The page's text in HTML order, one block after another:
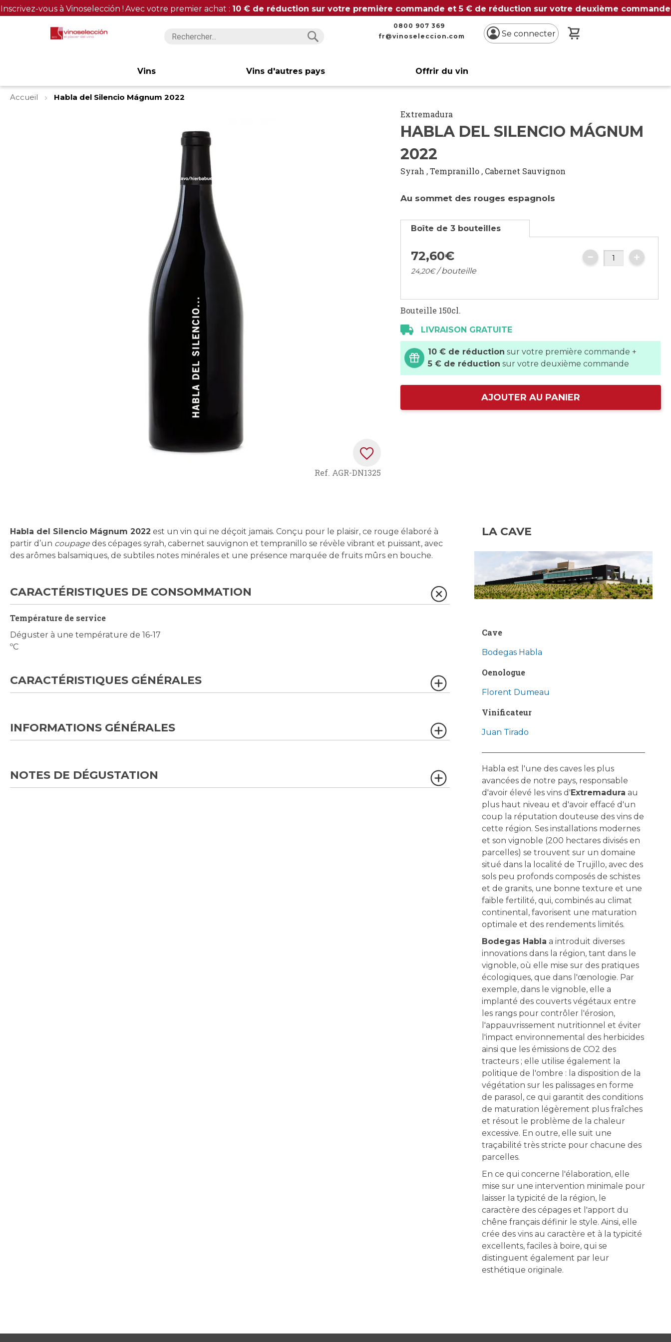
Inscrivez-vous à Vinoselección ! Avec votre premier achat : 10 € de réduction sur votre première commande et 5 € de réduction sur votre deuxième commande
0800 907 369
fr@vinoseleccion.com
Se connecter
Vins Vins d'autres pays Offrir du vin
Accueil
Habla del Silencio Mágnum 2022
of
the
images
Ref. AGR-DN1325
Extremadura
HABLA DEL SILENCIO MÁGNUM
2022
Syrah ,Tempranillo , Cabernet Sauvignon
Au sommet des rouges espagnols
Boîte de 3 bouteilles
72,60€
24,20€/ bouteille
Bouteille 150cl.
LIVRAISON GRATUITE
10 € de réduction sur votre première commande +
5 € de réduction sur votre deuxième commande
AJOUTER AU PANIER
Habla del Silencio Mágnum 2022 est un vin qui ne déçoit jamais. Conçu pour le plaisir, ce rouge élaboré à
partir d’un coupage des cépages syrah, cabernet sauvignon et tempranillo se révèle vibrant et puissant, avec
des arômes balsamiques, de subtiles notes minérales et une présence marquée de fruits mûrs en bouche.
CARACTÉRISTIQUES DE CONSOMMATION
Température de service
Déguster à une température de 16-17
ºC
CARACTÉRISTIQUES GÉNÉRALES
INFORMATIONS GÉNÉRALES
NOTES DE DÉGUSTATION
LA CAVE
Cave
Bodegas Habla
Oenologue
Florent Dumeau
Vinificateur
Juan Tirado
Habla est l'une des caves les plus
avancées de notre pays, responsable
d'avoir élevé les vins d'Extremadura au
plus haut niveau et d'avoir effacé d'un
coup la réputation douteuse des vins de
cette région. Ses installations modernes
et son vignoble (200 hectares divisés en
parcelles) se trouvent sur un domaine
situé dans la localité de Trujillo, avec des
sols peu profonds composés de schistes
et de granits, une bonne texture et une
faible fertilité, qui, combinés au climat
continental, favorisent une maturation
optimale et des rendements limités.
Bodegas Habla a introduit diverses
innovations dans la région, tant dans le
vignoble, où elle mise sur des pratiques
écologiques, que dans l'œnologie. Par
exemple, dans le vignoble, elle a
implanté des couverts végétaux entre
les rangs pour contrôler l'érosion,
l'appauvrissement nutritionnel et éviter
l'impact environnemental des herbicides
ainsi que les émissions de CO2 des
tracteurs ; elle utilise également la
politique de l'ombre : la disposition de la
végétation sur les palissages en forme
de parasol, ce qui garantit des conditions
de maturation légèrement plus fraîches
et résout le problème de la chaleur
excessive. En outre, elle suit une
traçabilité très stricte pour chacune des
parcelles.
En ce qui concerne l'élaboration, elle
mise sur une intervention minimale pour
laisser la typicité de la région, le
caractère des cépages et l'apport du
chêne français définir le style. Ainsi, elle
crée des vins au caractère et à la typicité
excellents, faciles à boire, qui se
distinguent également par leur
esthétique originale.